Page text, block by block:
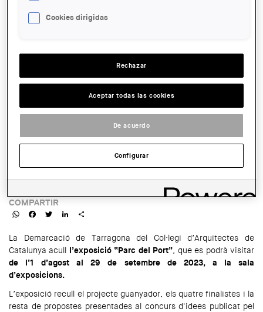
ENTIDAD ORGANIZADORA:
LUGAR:
d'Arquitectes de Catalunya
HORARIO:
De dilluns a divendres de 8 a 15 h
COMPARTIR
WhatsAppFacebookTwitterLinkedIn
La Demarcació de Tarragona del Col·legi d’Arquitectes de
Catalunya acull l’exposició “Parc del Port” , que es podrà visitar
de l’1 d’agost al 29 de setembre de 2023, a la sala
d’exposicions.
L’exposició recull el projecte guanyador, els quatre finalistes i la
resta de propostes presentades al concurs d'idees publicat pel
Cookies dirigidas
Rechazar
Aceptar todas las cookies
De acuerdo
Configurar